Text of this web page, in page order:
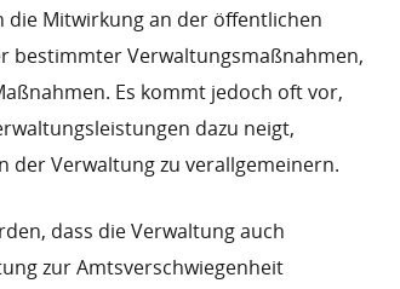
Mitwirkung an der öffentlichen
bestimmter Verwaltungsmaßnahmen,
Es kommt jedoch oft vor,
dazu neigt,
der Verwaltung zu verallgemeinern.
dass die Verwaltung auch
zur Amtsverschwiegenheit